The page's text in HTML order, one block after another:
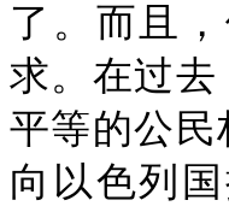
了。而且
求。在过
平等的公
向以色列